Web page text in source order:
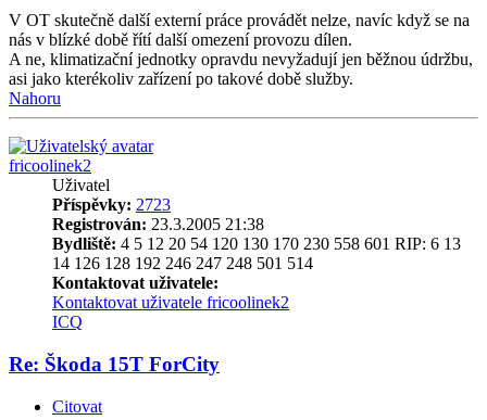
V OT skutečně další externí práce provádět nelze, navíc když se na
nás v blízké době řítí další omezení provozu dílen.
A ne, klimatizační jednotky opravdu nevyžadují jen běžnou údržbu,
asi jako kterékoliv zařízení po takové době služby.
Nahoru
fricoolinek2
Uživatel
Příspěvky: 2723
Registrován: 23.3.2005 21:38
Bydliště: 4 5 12 20 54 120 130 170 230 558 601 RIP: 6 13
14 126 128 192 246 247 248 501 514
Kontaktovat uživatele:
Kontaktovat uživatele fricoolinek2
ICQ
Re: Škoda 15T ForCity
Citovat